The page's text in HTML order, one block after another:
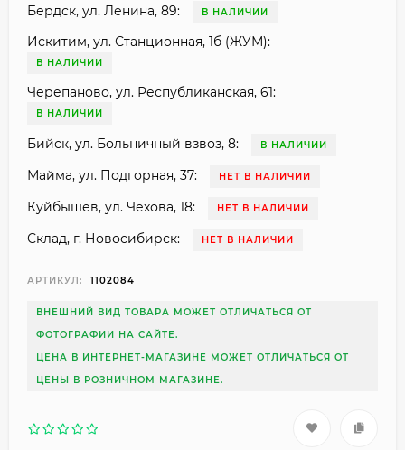
Бердск, ул. Ленина, 89: В НАЛИЧИИ
Искитим, ул. Станционная, 1б (ЖУМ):
В НАЛИЧИИ
Черепаново, ул. Республиканская, 61:
В НАЛИЧИИ
Бийск, ул. Больничный взвоз, 8: В НАЛИЧИИ
Майма, ул. Подгорная, 37: НЕТ В НАЛИЧИИ
Куйбышев, ул. Чехова, 18: НЕТ В НАЛИЧИИ
Склад, г. Новосибирск: НЕТ В НАЛИЧИИ
АРТИКУЛ: 1102084
ВНЕШНИЙ ВИД ТОВАРА МОЖЕТ ОТЛИЧАТЬСЯ ОТ
ФОТОГРАФИИ НА САЙТЕ.
ЦЕНА В ИНТЕРНЕТ-МАГАЗИНЕ МОЖЕТ ОТЛИЧАТЬСЯ ОТ
ЦЕНЫ В РОЗНИЧНОМ МАГАЗИНЕ.